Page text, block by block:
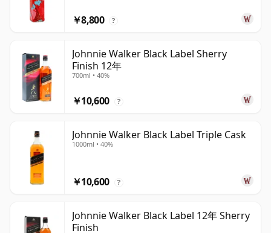
￥8,800 ?
Johnnie Walker Black Label Sherry
Finish 12年
700ml • 40%
￥10,600 ?
Johnnie Walker Black Label Triple Cask
1000ml • 40%
￥10,600 ?
Johnnie Walker Black Label 12年 Sherry
Finish